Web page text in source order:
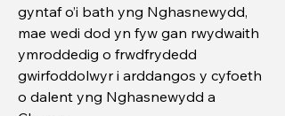
gyntaf o’i bath yng Nghasnewydd,
mae wedi dod yn fyw gan rwydwaith
ymroddedig o frwdfrydedd
gwirfoddolwyr i arddangos y cyfoeth
o dalent yng Nghasnewydd a